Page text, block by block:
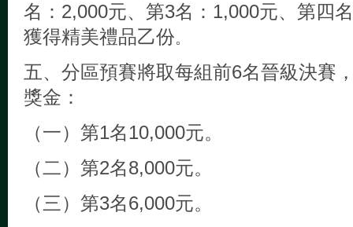
名：2,000元、第3名：1,000元、第四
獲得精美禮品乙份。
五、分區預賽將取每組前6名晉級決賽
獎金：
（一）第1名10,000元。
（二）第2名8,000元。
（三）第3名6,000元。